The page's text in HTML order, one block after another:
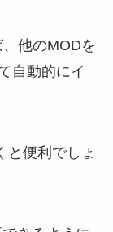
他のMODを
自動的にイ
と便利でしょ